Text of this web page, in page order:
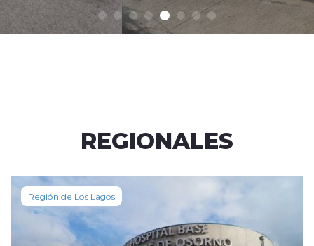
REGIONALES
Región de Los Lagos